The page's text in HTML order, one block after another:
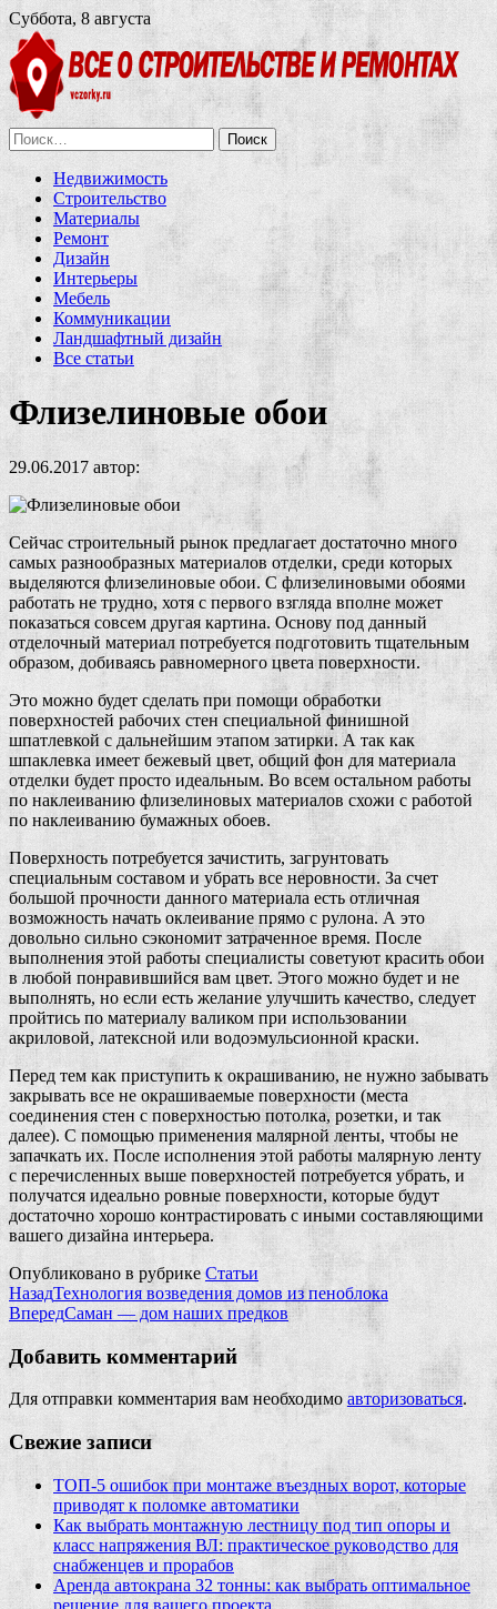
Суббота, 8 августа
Найти:
Недвижимость
Строительство
Материалы
Ремонт
Дизайн
Интерьеры
Мебель
Коммуникации
Ландшафтный дизайн
Все статьи
Флизелиновые обои
29.06.2017 автор:
Сейчас строительный рынок предлагает достаточно много
самых разнообразных материалов отделки, среди которых
выделяются флизелиновые обои. С флизелиновыми обоями
работать не трудно, хотя с первого взгляда вполне может
показаться совсем другая картина. Основу под данный
отделочный материал потребуется подготовить тщательным
образом, добиваясь равномерного цвета поверхности.
Это можно будет сделать при помощи обработки
поверхностей рабочих стен специальной финишной
шпатлевкой с дальнейшим этапом затирки. А так как
шпаклевка имеет бежевый цвет, общий фон для материала
отделки будет просто идеальным. Во всем остальном работы
по наклеиванию флизелиновых материалов схожи с работой
по наклеиванию бумажных обоев.
Поверхность потребуется зачистить, загрунтовать
специальным составом и убрать все неровности. За счет
большой прочности данного материала есть отличная
возможность начать оклеивание прямо с рулона. А это
довольно сильно сэкономит затраченное время. После
выполнения этой работы специалисты советуют красить обои
в любой понравившийся вам цвет. Этого можно будет и не
выполнять, но если есть желание улучшить качество, следует
пройтись по материалу валиком при использовании
акриловой, латексной или водоэмульсионной краски.
Перед тем как приступить к окрашиванию, не нужно забывать
закрывать все не окрашиваемые поверхности (места
соединения стен с поверхностью потолка, розетки, и так
далее). С помощью применения малярной ленты, чтобы не
запачкать их. После исполнения этой работы малярную ленту
с перечисленных выше поверхностей потребуется убрать, и
получатся идеально ровные поверхности, которые будут
достаточно хорошо контрастировать с иными составляющими
вашего дизайна интерьера.
Опубликовано в рубрике Статьи
НазадТехнология возведения домов из пеноблока
ВпередСаман — дом наших предков
Добавить комментарий
Для отправки комментария вам необходимо авторизоваться.
Свежие записи
ТОП-5 ошибок при монтаже въездных ворот, которые
приводят к поломке автоматики
Как выбрать монтажную лестницу под тип опоры и
класс напряжения ВЛ: практическое руководство для
снабженцев и прорабов
Аренда автокрана 32 тонны: как выбрать оптимальное
решение для вашего проекта